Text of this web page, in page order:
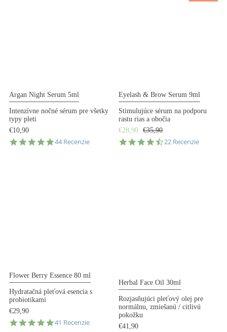
Argan Night Serum 5ml
Intenzívne nočné sérum pre všetky
typy pleti
€10,90
4.9
44 Recenzie
Eyelash & Brow Serum 9ml
Stimulujúce sérum na podporu
rastu rias a obočia
€28,90
€35,90
4.7
22 Recenzie
Flower Berry Essence 80 ml
Hydratačná pleťová esencia s
probiotikami
€29,90
4.8
41 Recenzie
Herbal Face Oil 30ml
Rozjasňujúci pleťový olej pre
normálnu, zmiešanú / citlivú
pokožku
€41,90